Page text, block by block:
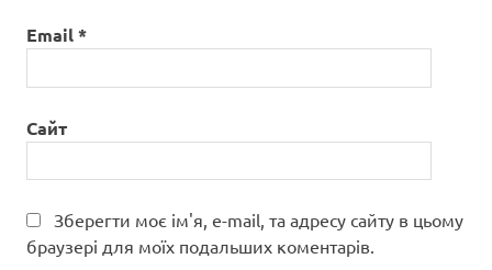
Email*
Сайт
Зберегти моє ім'я, e-mail, та адресу сайту в цьому
браузері для моїх подальших коментарів.